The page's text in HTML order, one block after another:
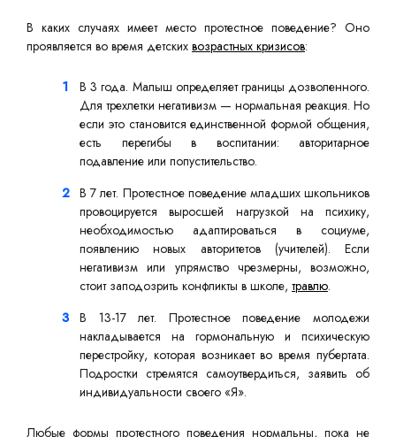
В каких случаях имеет место протестное поведение? Оно
проявляется во время детских возрастных кризисов:
В 3 года. Малыш определяет границы дозволенного.
Для трехлетки негативизм — нормальная реакция. Но
если это становится единственной формой общения,
есть перегибы в воспитании: авторитарное
подавление или попустительство.
В 7 лет. Протестное поведение младших школьников
провоцируется выросшей нагрузкой на психику,
необходимостью адаптироваться в социуме,
появлению новых авторитетов (учителей). Если
негативизм или упрямство чрезмерны, возможно,
стоит заподозрить конфликты в школе, травлю.
В 13-17 лет. Протестное поведение молодежи
накладывается на гормональную и психическую
перестройку, которая возникает во время пубертата.
Подростки стремятся самоутвердиться, заявить об
индивидуальности своего «Я».
Любые формы протестного поведения нормальны, пока не